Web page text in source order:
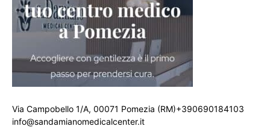
Via Campobello 1/A, 00071 Pomezia (RM)+390690184103
info@sandamianomedicalcenter.it